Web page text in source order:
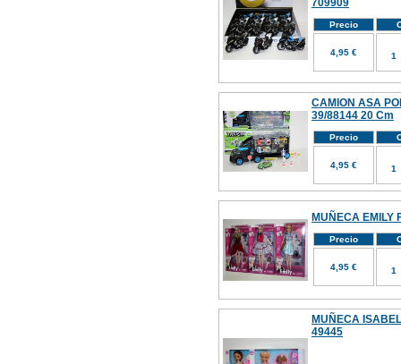
709909
Precio
4,95 €
CAMION ASA
39/88144 20 Cm
Precio
4,95 €
MUÑECA EMILY
Precio
4,95 €
MUÑECA
49445